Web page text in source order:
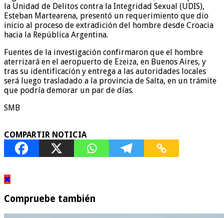
la Unidad de Delitos contra la Integridad Sexual (UDIS),
Esteban Martearena, presentó un requerimiento que dio
inicio al proceso de extradición del hombre desde Croacia
hacia la República Argentina.
Fuentes de la investigación confirmaron que el hombre
aterrizará en el aeropuerto de Ezeiza, en Buenos Aires, y
tras su identificación y entrega a las autoridades locales
será luego trasladado a la provincia de Salta, en un trámite
que podría demorar un par de días.
SMB
COMPARTIR NOTICIA
Compruebe también